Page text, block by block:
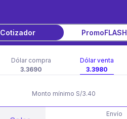
Cotizador PromoFLASH
Dólar compra
3.3690
Dólar venta
3.3980
Monto mínimo S/3.40
Envío